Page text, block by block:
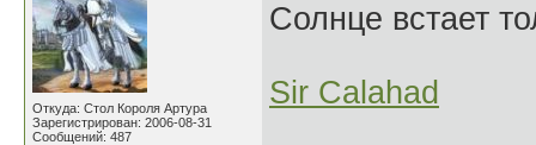
Откуда: Стол Короля Артура
Зарегистрирован: 2006-08-31
Сообщений: 487
Солнце встает
Sir Calahad